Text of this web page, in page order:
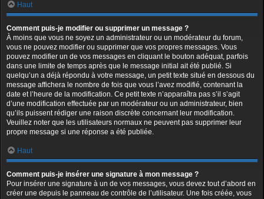
Haut
Comment puis-je modifier ou supprimer un message ?
À moins que vous ne soyez un administrateur ou un modérateur du forum,
vous ne pouvez modifier ou supprimer que vos propres messages. Vous
pouvez modifier un de vos messages en cliquant le bouton adéquat, parfois
dans une limite de temps après que le message initial ait été publié. Si
quelqu’un a déjà répondu à votre message, un petit texte situé en dessous du
message affichera le nombre de fois que vous l’avez modifié, contenant la
date et l’heure de la modification. Ce petit texte n’apparaîtra pas s’il s’agit
d’une modification effectuée par un modérateur ou un administrateur, bien
qu’ils puissent rédiger une raison discrète concernant leur modification.
Veuillez noter que les utilisateurs normaux ne peuvent pas supprimer leur
propre message si une réponse a été publiée.
Haut
Comment puis-je insérer une signature à mon message ?
Pour insérer une signature à un de vos messages, vous devez tout d’abord en
créer une depuis le panneau de contrôle de l’utilisateur. Une fois créée, vous